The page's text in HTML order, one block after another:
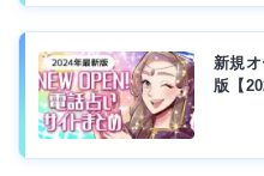
新規
版【